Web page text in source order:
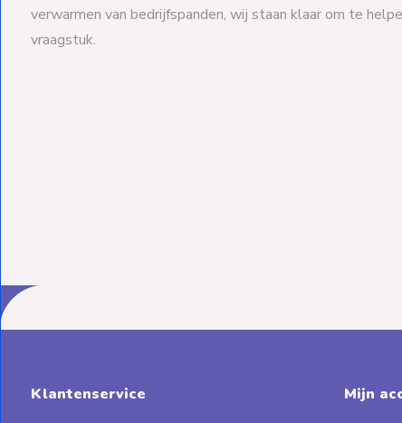
verwarmen van bedrijfspanden, wij staan klaar om te
vraagstuk.
Klantenservice Mijn